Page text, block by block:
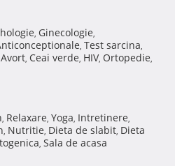
, Ginecologie,
, Test sarcina,
Avort, Ceai verde, HIV, Ortopedie,
, Relaxare, Yoga, Intretinere,
, Nutritie, Dieta de slabit, Dieta
, Sala de acasa